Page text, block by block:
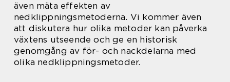
även mäta effekten av
nedklippningsmetoderna. Vi kommer även
att diskutera hur olika metoder kan påverka
växtens utseende och ge en historisk
genomgång av för- och nackdelarna med
olika nedklippningsmetoder.